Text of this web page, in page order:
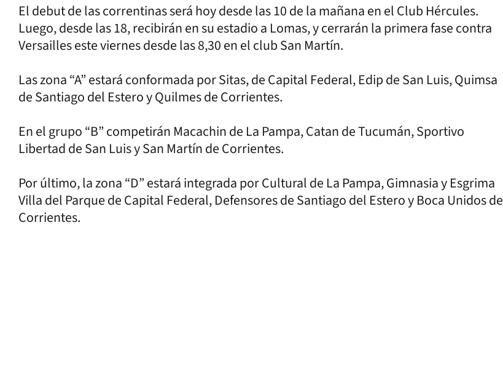
El debut de las correntinas será hoy desde las 10 de la mañana en el Club Hércules.
Luego, desde las 18, recibirán en su estadio a Lomas, y cerrarán la primera fase contra
Versailles este viernes desde las 8,30 en el club San Martín.
Las zona “A” estará conformada por Sitas, de Capital Federal, Edip de San Luis, Quimsa
de Santiago del Estero y Quilmes de Corrientes.
En el grupo “B” competirán Macachin de La Pampa, Catan de Tucumán, Sportivo
Libertad de San Luis y San Martín de Corrientes.
Por último, la zona “D” estará integrada por Cultural de La Pampa, Gimnasia y Esgrima
Villa del Parque de Capital Federal, Defensores de Santiago del Estero y Boca Unidos de
Corrientes.